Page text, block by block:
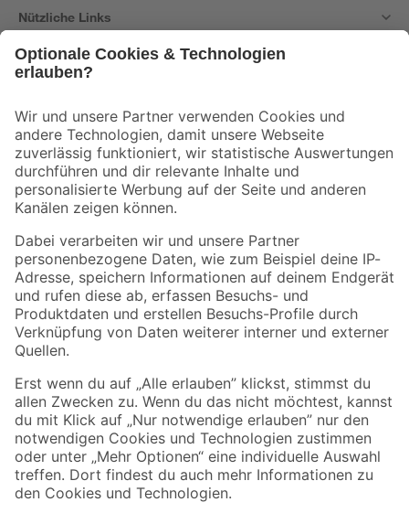
Nützliche Links
Der toom Newsletter: Keine Angebote und Aktionen mehr verpassen!
Zur Newsletter Anmeldung
Folge uns
Zahlungsarten Versandarten
Sicher einkaufen
Jetzt die toom-App herunterladen